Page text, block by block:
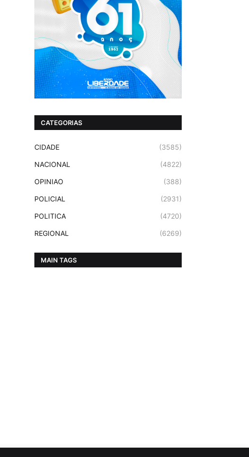
CATEGORIAS
CIDADE (3585)
NACIONAL (4822)
OPINIAO (388)
POLICIAL (2931)
POLITICA (4720)
REGIONAL (6269)
MAIN TAGS